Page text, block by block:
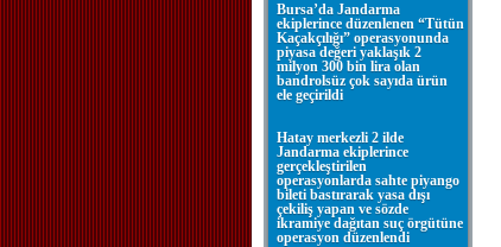
Bursa’da Jandarma
ekiplerince düzenlenen “Tütün
Kaçakçılığı” operasyonunda
piyasa değeri yaklaşık 2
milyon 300 bin lira olan
bandrolsüz çok sayıda ürün
ele geçirildi
Hatay merkezli 2 ilde
Jandarma ekiplerince
gerçekleştirilen
operasyonlarda sahte piyango
bileti bastırarak yasa dışı
çekiliş yapan ve sözde
ikramiye dağıtan suç örgütüne
operasyon düzenlendi